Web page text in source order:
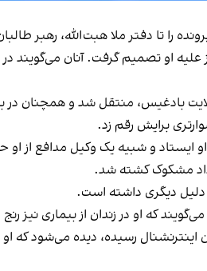
را تا دفتر ملا هبت‌الله، رهبر
عقرب ۱۴۰۳، محکمه تمیز قندهار نیز علیه او
ولایت بادغیس، منتقل شد و همچنان
برایش رقم زد.
ایستاد و شبیه یک وکیل مدافع از او
دلیل دیگری داشته است.
که او در زندان از بیماری نیز
رسیده، دیده می‌شود که